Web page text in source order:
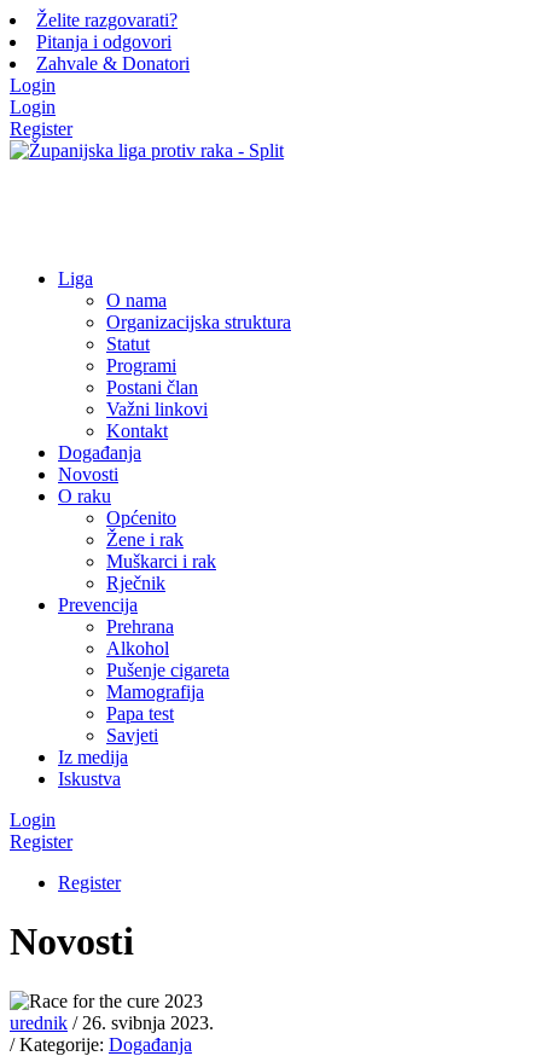
Želite razgovarati?
Pitanja i odgovori
Zahvale & Donatori
Login
Login
Register
Liga
O nama
Organizacijska struktura
Statut
Programi
Postani član
Važni linkovi
Kontakt
Događanja
Novosti
O raku
Općenito
Žene i rak
Muškarci i rak
Rječnik
Prevencija
Prehrana
Alkohol
Pušenje cigareta
Mamografija
Papa test
Savjeti
Iz medija
Iskustva
Login
Register
Register
Novosti
urednik / 26. svibnja 2023.
/ Kategorije: Događanja